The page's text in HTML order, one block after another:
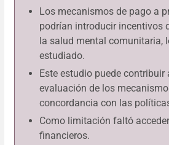
Los mecanismos de pago a
podrían introducir incentivos
la salud mental comunitaria,
estudiado.
Este estudio puede contribuir
evaluación de los
concordancia con las
Como limitación faltó
financieros.